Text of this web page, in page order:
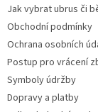
Jak vybrat ubrus či
Obchodní podmínky
Ochrana osobních
Postup pro vrácení
Symboly údržby
Dopravy a platby